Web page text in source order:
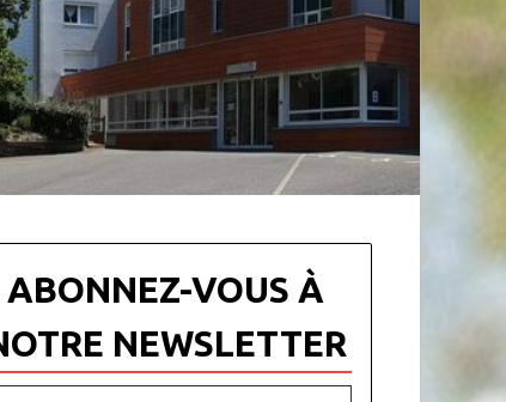
ABONNEZ-VOUS À
NEWSLETTER